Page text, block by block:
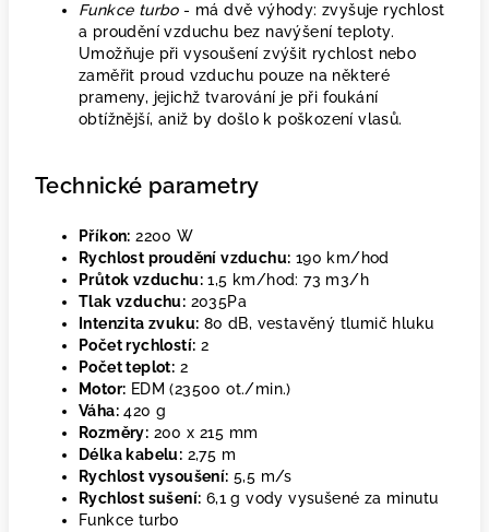
Funkce turbo- má dvě výhody: zvyšuje rychlost
a proudění vzduchu bez navýšení teploty.
Umožňuje při vysoušení zvýšit rychlost nebo
zaměřit proud vzduchu pouze na některé
prameny, jejichž tvarování je při foukání
obtížnější, aniž by došlo k poškození vlasů.
Technické parametry
Příkon: 2200 W
Rychlost proudění vzduchu: 190 km/hod
Průtok vzduchu: 1,5 km/hod: 73 m3/h
Tlak vzduchu: 2035Pa
Intenzita zvuku: 80 dB, vestavěný tlumič hluku
Počet rychlostí: 2
Počet teplot: 2
Motor: EDM (23500 ot./min.)
Váha: 420 g
Rozměry: 200 x 215 mm
Délka kabelu: 2,75 m
Rychlost vysoušení: 5,5 m/s
Rychlost sušení: 6,1 g vody vysušené za minutu
Funkce turbo